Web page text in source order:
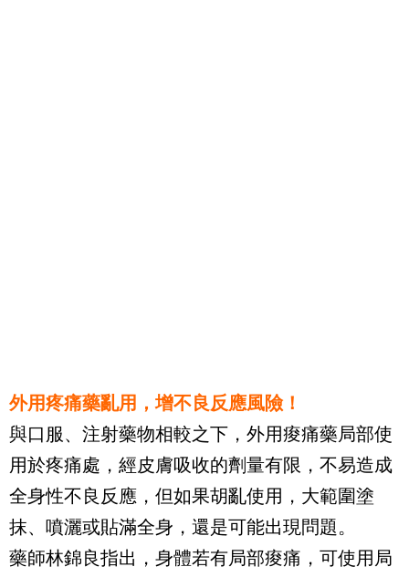
外用疼痛藥亂用，增不良反應風險！
與口服、注射藥物相較之下，外用痠痛藥局部使
用於疼痛處，經皮膚吸收的劑量有限，不易造成
全身性不良反應，但如果胡亂使用，大範圍塗
抹、噴灑或貼滿全身，還是可能出現問題。
藥師林錦良指出，身體若有局部痠痛，可使用局